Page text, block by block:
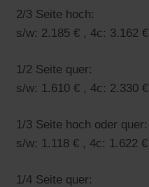
2/3 Seite hoch:
s/w: 2.185 € , 4c: 3.162 €
1/2 Seite quer:
s/w: 1.610 € , 4c: 2.330 €
1/3 Seite hoch oder quer:
s/w: 1.118 € , 4c: 1.622 €
1/4 Seite quer: